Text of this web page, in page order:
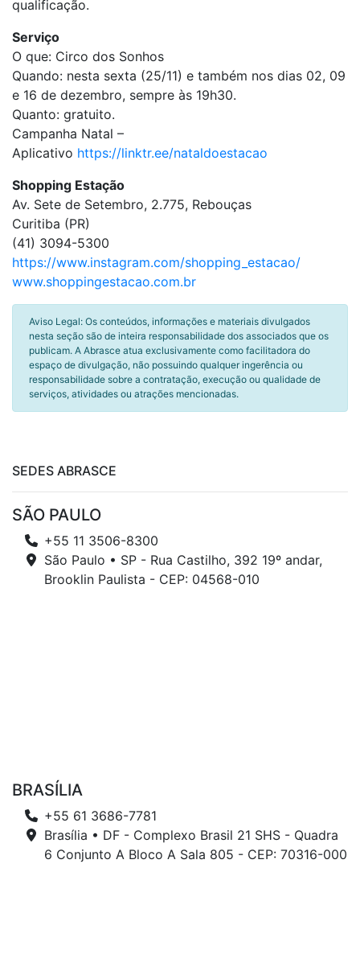
qualificação.
Serviço
O que: Circo dos Sonhos
Quando: nesta sexta (25/11) e também nos dias 02, 09
e 16 de dezembro, sempre às 19h30.
Quanto: gratuito.
Campanha Natal –
Aplicativo https://linktr.ee/nataldoestacao
Shopping Estação
Av. Sete de Setembro, 2.775, Rebouças
Curitiba (PR)
(41) 3094-5300
https://www.instagram.com/shopping_estacao/
www.shoppingestacao.com.br
Aviso Legal: Os conteúdos, informações e materiais divulgados
nesta seção são de inteira responsabilidade dos associados que os
publicam. A Abrasce atua exclusivamente como facilitadora do
espaço de divulgação, não possuindo qualquer ingerência ou
responsabilidade sobre a contratação, execução ou qualidade de
serviços, atividades ou atrações mencionadas.
SEDES ABRASCE
SÃO PAULO
+55 11 3506-8300
São Paulo • SP - Rua Castilho, 392 19º andar,
Brooklin Paulista - CEP: 04568-010
BRASÍLIA
+55 61 3686-7781
Brasília • DF - Complexo Brasil 21 SHS - Quadra
6 Conjunto A Bloco A Sala 805 - CEP: 70316-000